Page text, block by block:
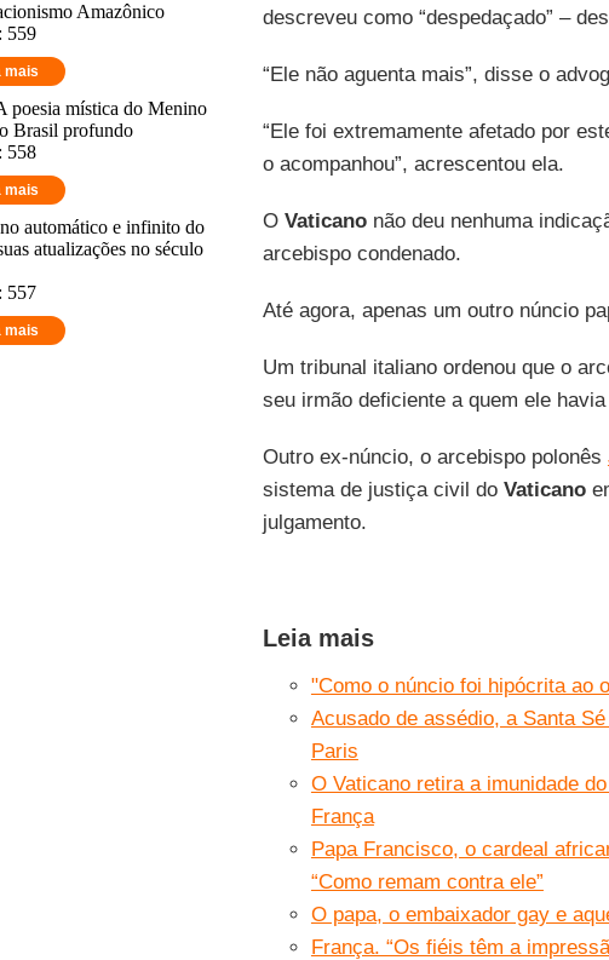
Amazônico
559
mais
poesia mística do Menino
Brasil profundo
558
mais
automático e infinito do
atualizações no século
557
mais
descreveu como “despedaçado” –
“Ele não aguenta mais”, disse o
“Ele foi extremamente afetado por
o acompanhou”, acrescentou ela.
O Vaticanonão deu nenhuma
arcebispo condenado.
Até agora, apenas um outro núncio
Um tribunal italiano ordenou que o
seu irmão deficiente a quem ele
Outro ex-núncio, o arcebispo polonês
sistema de justiça civil do Vaticano
julgamento.
Leia mais
"Como o núncio foi hipócrita ao
Acusado de assédio, a Santa
Paris
O Vaticano retira a imunidade
França
Papa Francisco, o cardeal
“Como remam contra ele”
O papa, o embaixador gay e
França. “Os fiéis têm a